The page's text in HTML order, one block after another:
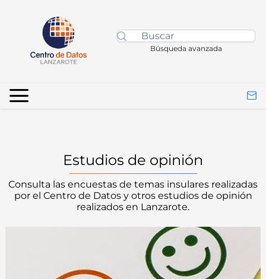
Búsqueda avanzada
Estudios de opinión
Consulta las encuestas de temas insulares realizadas
por el Centro de Datos y otros estudios de opinión
realizados en Lanzarote.